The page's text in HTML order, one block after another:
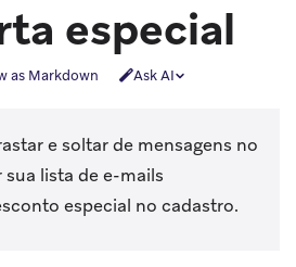
especial
as Markdown Ask AI
e soltar de mensagens no
lista de e-mails
especial no cadastro.